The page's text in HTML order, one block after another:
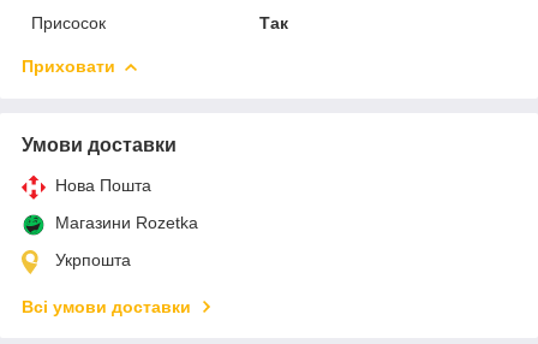
Присосок
Так
Приховати
Умови доставки
Нова Пошта
Магазини Rozetka
Укрпошта
Всі умови доставки